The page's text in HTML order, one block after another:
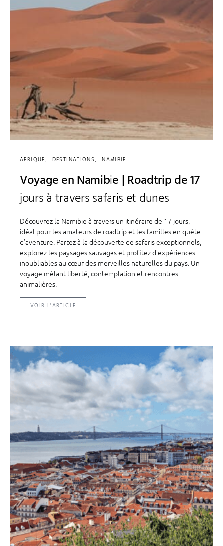
AFRIQUE DESTINATIONS NAMIBIE
Voyage en Namibie | Roadtrip de 17
jours à travers safaris et dunes
Découvrez la Namibie à travers un itinéraire de 17 jours,
idéal pour les amateurs de roadtrip et les familles en quête
d’aventure. Partez à la découverte de safaris exceptionnels,
explorez les paysages sauvages et profitez d’expériences
inoubliables au cœur des merveilles naturelles du pays. Un
voyage mêlant liberté, contemplation et rencontres
animalières.
VOIR L'ARTICLE